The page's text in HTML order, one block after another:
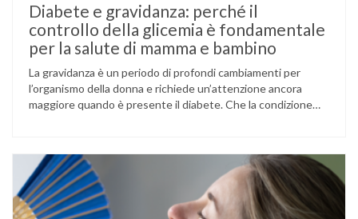
Diabete e gravidanza: perché il
controllo della glicemia è fondamentale
per la salute di mamma e bambino
La gravidanza è un periodo di profondi cambiamenti per
l’organismo della donna e richiede un’attenzione ancora
maggiore quando è presente il diabete. Che la condizione
volta durante la gestazione (diabete gestazionale),
mantenere …